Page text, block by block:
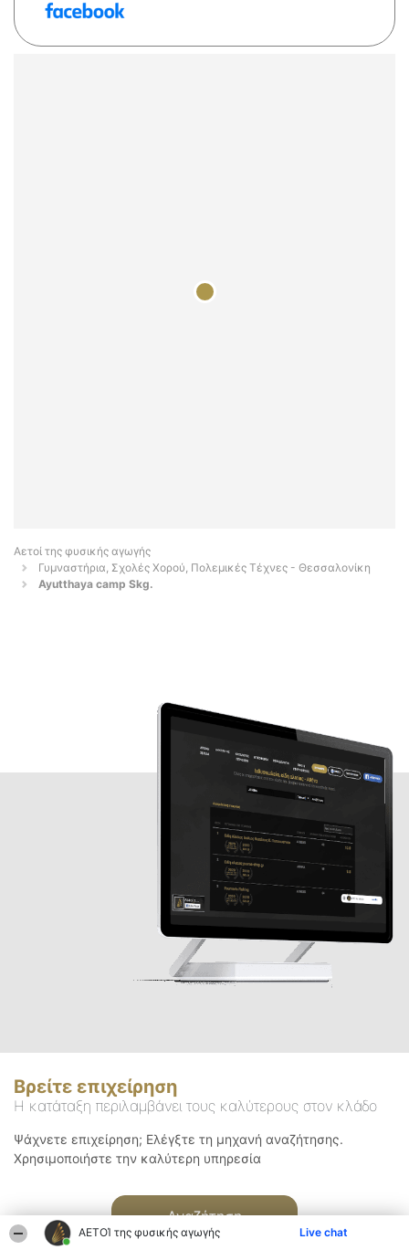
ΑΕΤΟΊ της φυσικής αγωγής Live chat
Αετοί της φυσικής αγωγής
Γυμναστήρια, Σχολές Χορού, Πολεμικές Τέχνες - Θεσσαλονίκη
Ayutthaya camp Skg.
Βρείτε επιχείρηση
Η κατάταξη περιλαμβάνει τους καλύτερους στον κλάδο
Ψάχνετε επιχείρηση; Ελέγξτε τη μηχανή αναζήτησης.
Χρησιμοποιήστε την καλύτερη υπηρεσία
Αναζήτηση